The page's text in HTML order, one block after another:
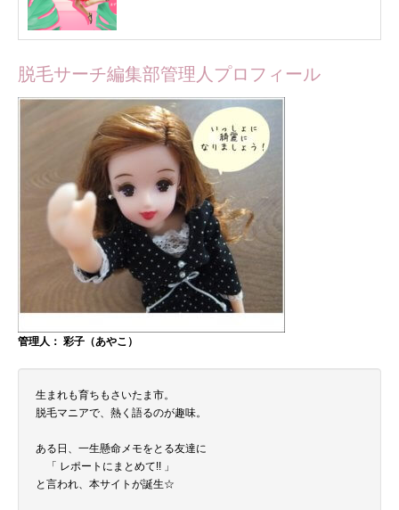
脱毛サーチ編集部管理人プロフィール
管理人： 彩子（あやこ）
生まれも育ちもさいたま市。
脱毛マニアで、熱く語るのが趣味。
ある日、一生懸命メモをとる友達に
「 レポートにまとめて!! 」
と言われ、本サイトが誕生☆